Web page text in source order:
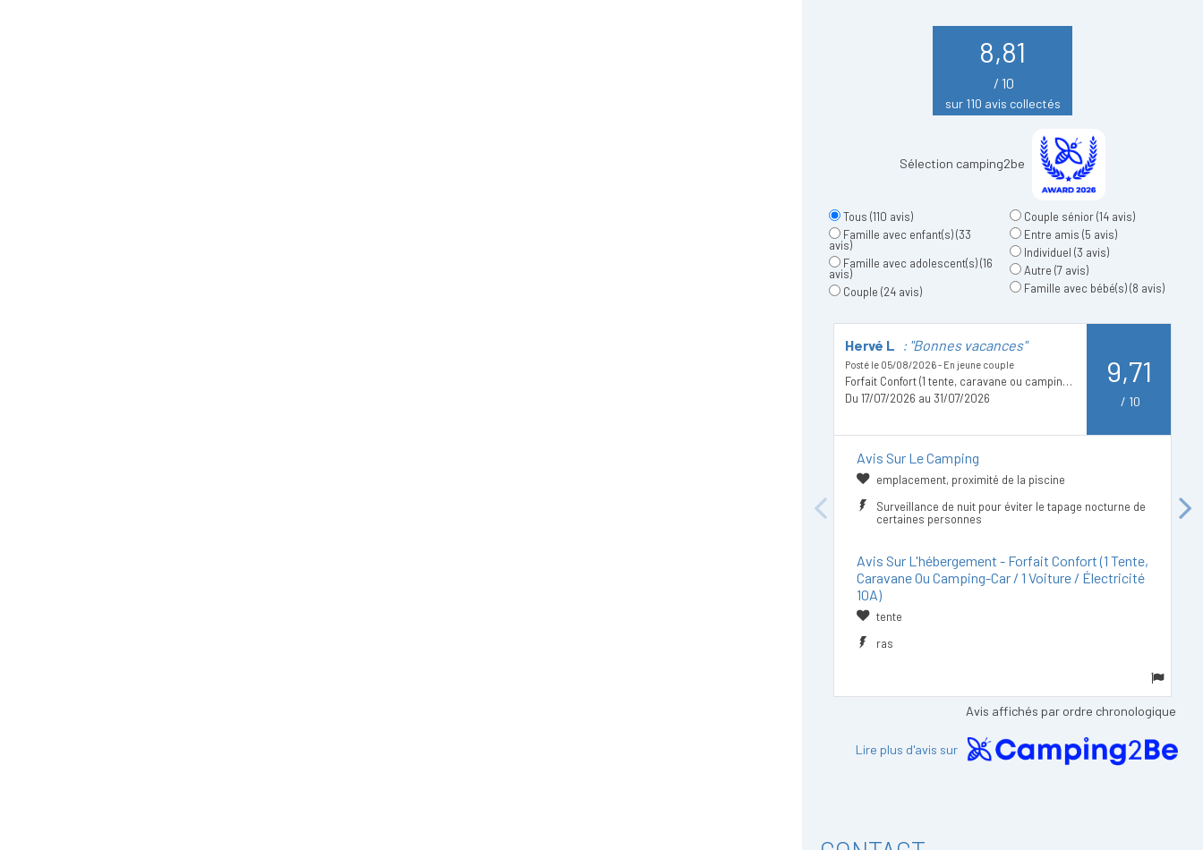
8,81
/ 10
sur 110 avis collectés
Sélection camping2be
Tous (110 avis)
Famille avec enfant(s)(33
avis)
Famille avec adolescent(s)(16
avis)
Couple (24 avis)
Couple sénior(14 avis)
Entre amis (5 avis)
Individuel (3 avis)
Autre (7 avis)
Famille avec bébé(s)(8 avis)
Previous
Hervé L : "Bonnes vacances"
Posté le 05/08/2026 - En jeune couple
Forfait Confort (1 tente, caravane ou camping-car / 1 voiture / électricité 10A)
Du 17/07/2026 au 31/07/2026
9,71
/ 10
Avis Sur Le Camping
emplacement, proximité de la piscine
Surveillance de nuit pour éviter le tapage nocturne de
certaines personnes
Avis Sur L'hébergement - Forfait Confort (1 Tente,
Caravane Ou Camping-Car / 1 Voiture / Électricité
10A)
tente
ras
Next
Avis affichés par ordre chronologique
Lire plus d'avis sur